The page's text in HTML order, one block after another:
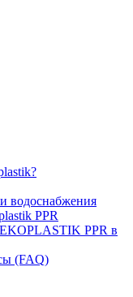
водоснабжения
PPR
PPR в
(FAQ)